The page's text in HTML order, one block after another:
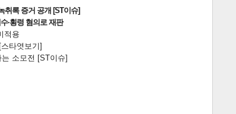
취록 증거 공개 [ST이슈]
·횡령 혐의로 재판
적용
타엿보기]
소모전 [ST이슈]